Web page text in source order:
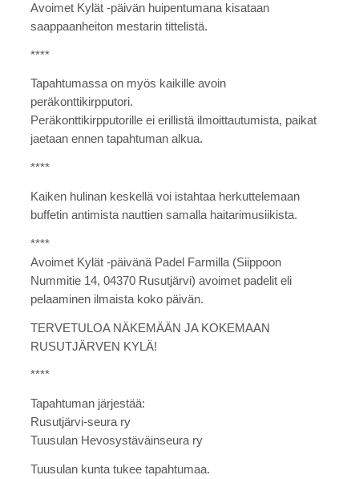
Avoimet Kylät -päivän huipentumana kisataan
saappaanheiton mestarin tittelistä.
****
Tapahtumassa on myös kaikille avoin
peräkonttikirpputori.
Peräkonttikirpputorille ei erillistä ilmoittautumista, paikat
jaetaan ennen tapahtuman alkua.
****
Kaiken hulinan keskellä voi istahtaa herkuttelemaan
buffetin antimista nauttien samalla haitarimusiikista.
****
Avoimet Kylät -päivänä Padel Farmilla (Siippoon
Nummitie 14, 04370 Rusutjärvi) avoimet padelit eli
pelaaminen ilmaista koko päivän.
TERVETULOA NÄKEMÄÄN JA KOKEMAAN
RUSUTJÄRVEN KYLÄ!
****
Tapahtuman järjestää:
Rusutjärvi-seura ry
Tuusulan Hevosystäväinseura ry
Tuusulan kunta tukee tapahtumaa.